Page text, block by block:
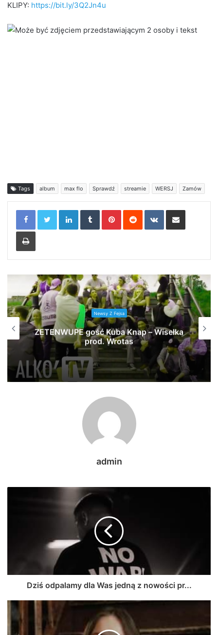
KLIPY: https://bit.ly/3Q2Jn4u
Tags album max flo Sprawdź streamie WERSJ Zamów
LinkedInTumblrPinterestReddit VKontakteShare via Email
Print
Newsy Z Fejsa
ZETENWUPE gość Kuba Knap – Wisełka
prod. Wrotas
admin
Dziś odpalamy dla Was jedną z nowości pr...